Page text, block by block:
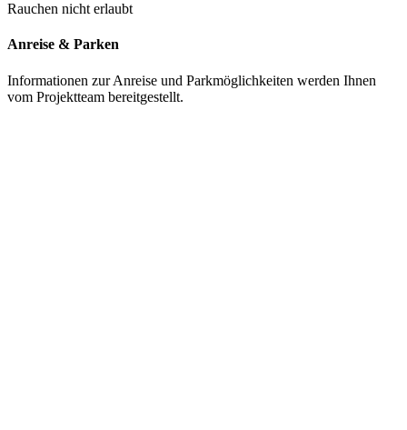
Rauchen nicht erlaubt
Anreise & Parken
Informationen zur Anreise und Parkmöglichkeiten werden Ihnen
vom Projektteam bereitgestellt.